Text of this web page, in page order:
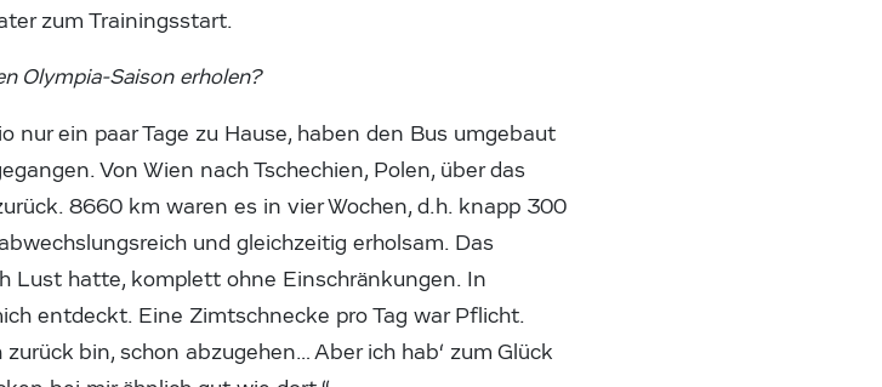
zum Trainingsstart.
Olympia-Saison erholen?
nur ein paar Tage zu Hause, haben den Bus umgebaut
Von Wien nach Tschechien, Polen, über das
8660 km waren es in vier Wochen, d.h. knapp 300
und gleichzeitig erholsam. Das
Lust hatte, komplett ohne Einschränkungen. In
entdeckt. Eine Zimtschnecke pro Tag war Pflicht.
bin, schon abzugehen… Aber ich hab‘ zum Glück